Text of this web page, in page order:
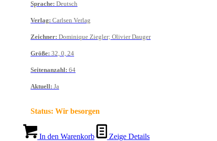
Sprache: Deutsch
Verlag: Carlsen Verlag
Zeichner: Dominique Ziegler; Olivier Dauger
Größe: 32, 0, 24
Seitenanzahl: 64
Aktuell: Ja
Status: Wir besorgen
In den Warenkorb Zeige Details